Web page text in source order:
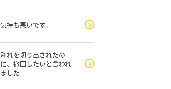
気持ち悪いです。
別れを切り出されたの
に、撤回したいと言われ
ました